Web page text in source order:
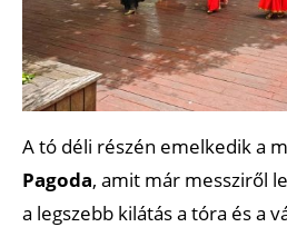
A tó déli részén emelkedik a
Pagoda, amit már messziről
a legszebb kilátás a tóra és a